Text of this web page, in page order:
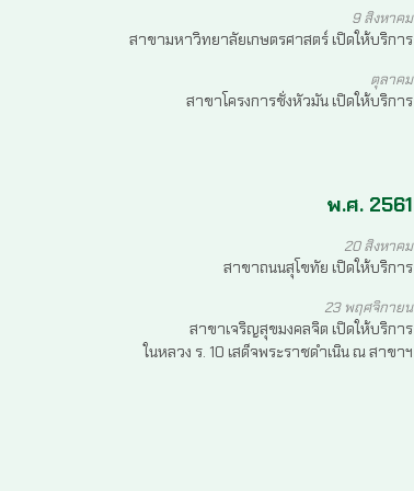
9 สิงหาคม
สาขามหาวิทยาลัยเกษตรศาสตร์ เปิดให้บริการ
ตุลาคม
สาขาโครงการชั่งหัวมัน เปิดให้บริการ
พ.ศ. 2561
20 สิงหาคม
สาขาถนนสุโขทัย เปิดให้บริการ
23 พฤศจิกายน
สาขาเจริญสุขมงคลจิต เปิดให้บริการ
ในหลวง ร. 10 เสด็จพระราชดำเนิน ณ สาขาฯ